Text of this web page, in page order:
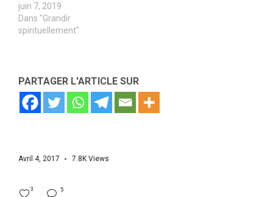
juin 7, 2019
Dans "Grandir
spirituellement"
PARTAGER L'ARTICLE SUR
Avril 4, 2017 7.8K Views
5
3